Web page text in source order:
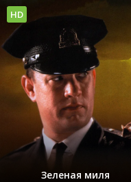
Зеленая миля
HD